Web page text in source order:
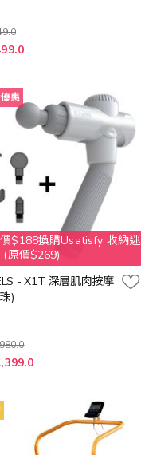
惠
$188換購Usatisfy 收納迷
(原價$269)
- X1T 深層肌肉按摩
)